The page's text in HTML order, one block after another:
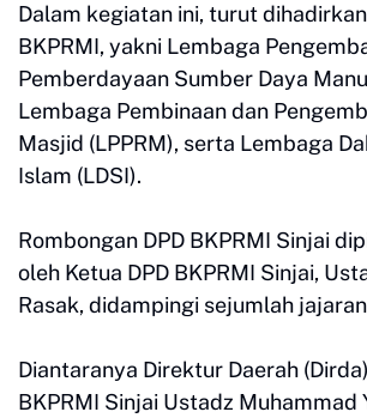
Dalam kegiatan ini, turut
BKPRMI, yakni Lembaga
Pemberdayaan Sumber Daya
Lembaga Pembinaan dan
Masjid (LPPRM), serta Lembaga
Islam (LDSI).
Rombongan DPD BKPRMI Sinjai
oleh Ketua DPD BKPRMI Sinjai,
Rasak, didampingi sejumlah
Diantaranya Direktur Daerah
BKPRMI Sinjai Ustadz Muhammad